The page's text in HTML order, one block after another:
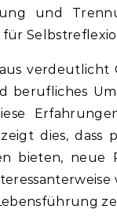
und
verdeutlicht
berufliches
dies, dass
bieten,